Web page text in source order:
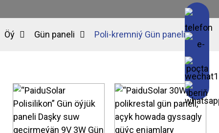
Öý Gün paneli Poli-kremniý Gün paneli